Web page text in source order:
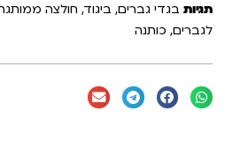
תגיות בגדי גברים, ביגוד, חולצה
לגברים, כותנה